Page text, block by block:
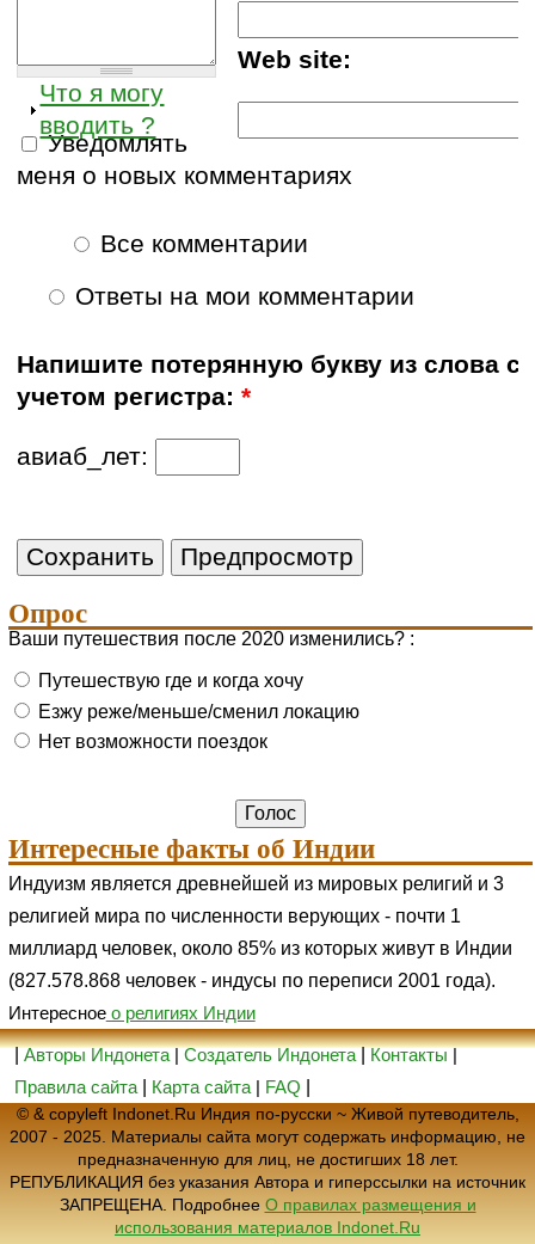
Web site:
Что я могу
вводить ?
Уведомлять
меня о новых комментариях
Все комментарии
Ответы на мои комментарии
Напишите потерянную букву из слова с
учетом регистра:*
авиаб_лет:
Опрос
Ваши путешествия после 2020 изменились? :
Путешествую где и когда хочу
Езжу реже/меньше/сменил локацию
Нет возможности поездок
Интересные факты об Индии
Индуизм является древнейшей из мировых религий и 3
религией мира по численности верующих - почти 1
миллиард человек, около 85% из которых живут в Индии
(827.578.868 человек - индусы по переписи 2001 года).
Интересноео религиях Индии
|Авторы Индонета|Создатель Индонета|Контакты|
Правила сайта
Карта сайта | FAQ
© & copyleft Indonet.Ru Индия по-русски ~ Живой путеводитель,
2007 - 2025. Материалы сайта могут содержать информацию, не
предназначенную для лиц, не достигших 18 лет.
РЕПУБЛИКАЦИЯ без указания Автора и гиперссылки на источник
ЗАПРЕЩЕНА. Подробнее О правилах размещения и
использования материалов Indonet.Ru